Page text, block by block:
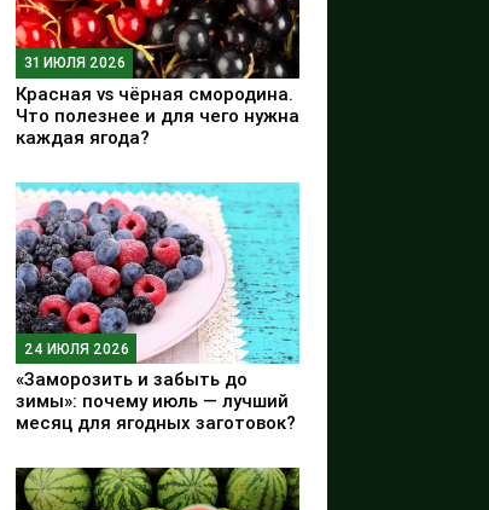
31 ИЮЛЯ 2026
Красная vs чёрная смородина.
Что полезнее и для чего нужна
каждая ягода?
24 ИЮЛЯ 2026
«Заморозить и забыть до
зимы»: почему июль — лучший
месяц для ягодных заготовок?